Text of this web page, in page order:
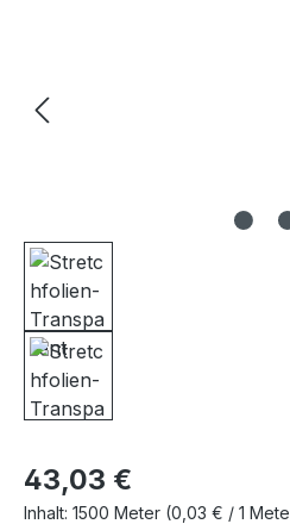
Regulärer Preis:
43,03 €
Inhalt: 1500 Meter (0,03 € / 1